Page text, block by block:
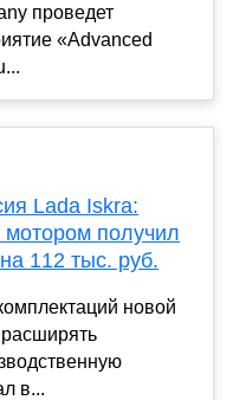
проведет
«Advanced
Lada Iskra:
получил
112 тыс. руб.
новой
в...